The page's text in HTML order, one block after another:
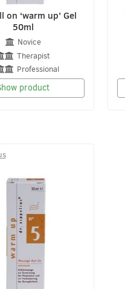
on ‘warm up’ Gel
50ml
Novice
Therapist
Professional
product